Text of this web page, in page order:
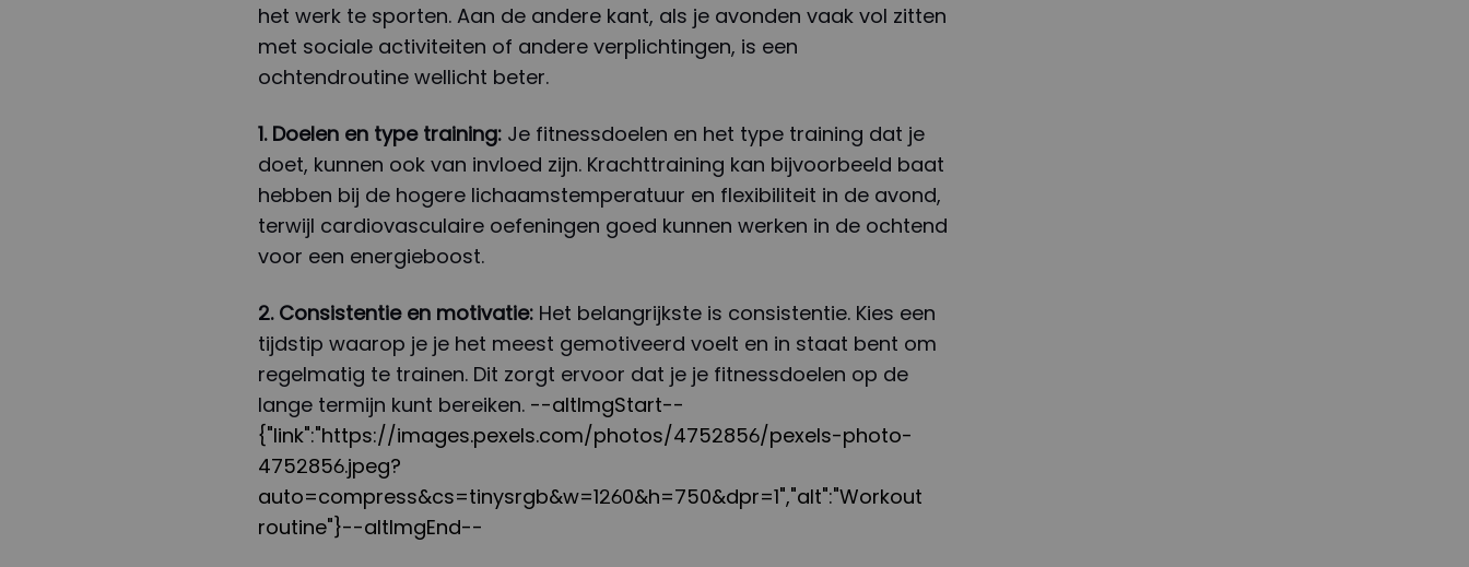
het werk te sporten. Aan de andere kant, als je avonden vaak vol zitten
met sociale activiteiten of andere verplichtingen, is een
ochtendroutine wellicht beter.
1. Doelen en type training: Je fitnessdoelen en het type training dat je
doet, kunnen ook van invloed zijn. Krachttraining kan bijvoorbeeld baat
hebben bij de hogere lichaamstemperatuur en flexibiliteit in de avond,
terwijl cardiovasculaire oefeningen goed kunnen werken in de ochtend
voor een energieboost.
2. Consistentie en motivatie: Het belangrijkste is consistentie. Kies een
tijdstip waarop je je het meest gemotiveerd voelt en in staat bent om
regelmatig te trainen. Dit zorgt ervoor dat je je fitnessdoelen op de
lange termijn kunt bereiken. --altImgStart--
{"link":"https://images.pexels.com/photos/4752856/pexels-photo-
4752856.jpeg?
auto=compress&cs=tinysrgb&w=1260&h=750&dpr=1","alt":"Workout
routine"}--altImgEnd--